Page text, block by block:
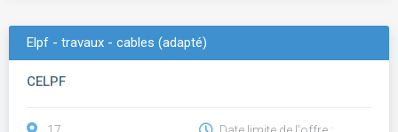
Elpf - travaux - cables (adapté)
CELPF